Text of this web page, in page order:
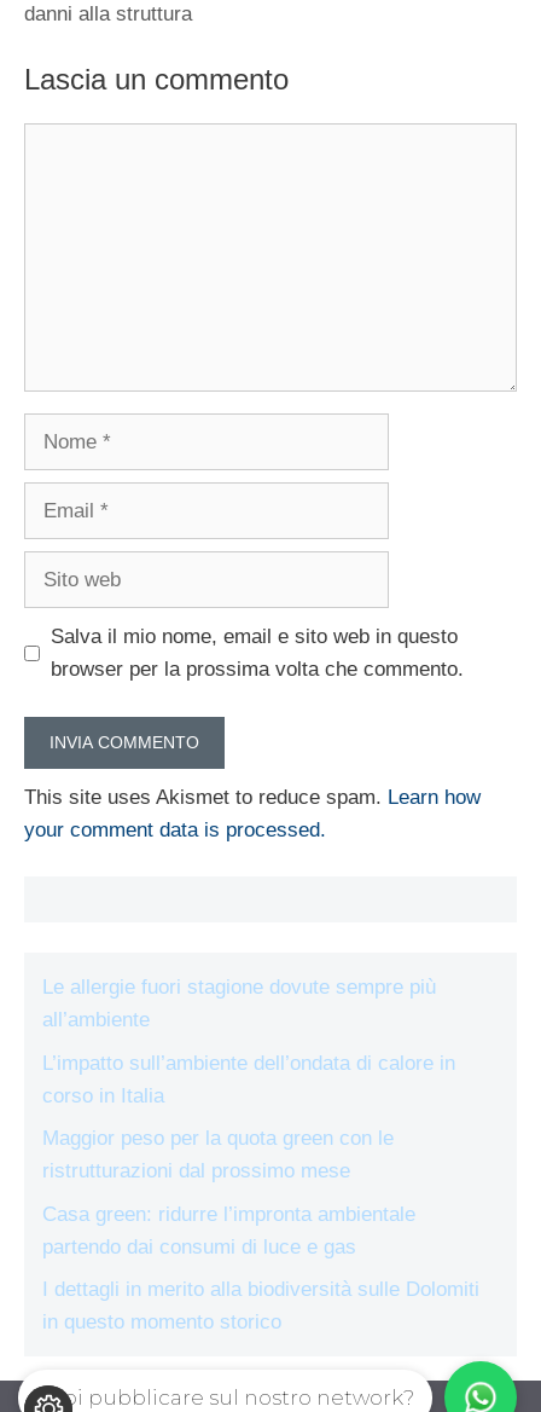
danni alla struttura
Lascia un commento
Nome
Email
Sito
Salva il mio nome, email e sito web in questo
browser per la prossima volta che commento.
This site uses Akismet to reduce spam. Learn how
your comment data is processed.
Le allergie fuori stagione dovute sempre più
all’ambiente
L’impatto sull’ambiente dell’ondata di calore in
corso in Italia
Maggior peso per la quota green con le
ristrutturazioni dal prossimo mese
Casa green: ridurre l’impronta ambientale
partendo dai consumi di luce e gas
I dettagli in merito alla biodiversità sulle Dolomiti
in questo momento storico
Vuoi pubblicare sul nostro network?